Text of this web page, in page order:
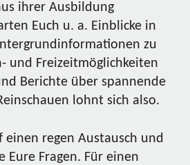
ihrer Ausbildung
Euch u. a. Einblicke in
zu
und Freizeitmöglichkeiten
Berichte über spannende
lohnt sich also.
regen Austausch und
Eure Fragen. Für einen